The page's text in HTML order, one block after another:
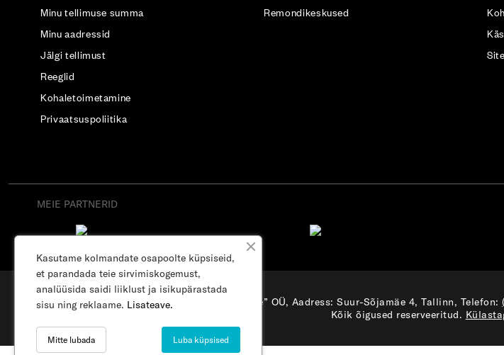
Minu tellimuse summa
Minu aadressid
Jälgi tellimust
Reeglid
Kohaletoimetamine
Privaatsuspoliitika
Remondikeskused
MEIE PARTNERID
“Osterode” OÜ, Aadress: Suur-Sõjamäe 4, Tallinn, Telefon:
Kõik õigused reserveeritud.
Kasutame kolmandate osapoolte küpsiseid,
et parandada teie sirvimiskogemust,
analüüsida saidi liiklust ja isikupärastada
sisu ning reklaame. Lisateave.
Luba küpsised
Mitte lubada